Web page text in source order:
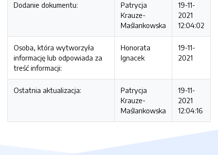
Dodanie dokumentu:
Patrycja
Krauze-
Maślankowska
19-11-
2021
12:04:02
Osoba, która wytworzyła
informację lub odpowiada za
treść informacji:
Honorata
Ignacek
19-11-
2021
Ostatnia aktualizacja:
Patrycja
Krauze-
Maślankowska
19-11-
2021
12:04:16